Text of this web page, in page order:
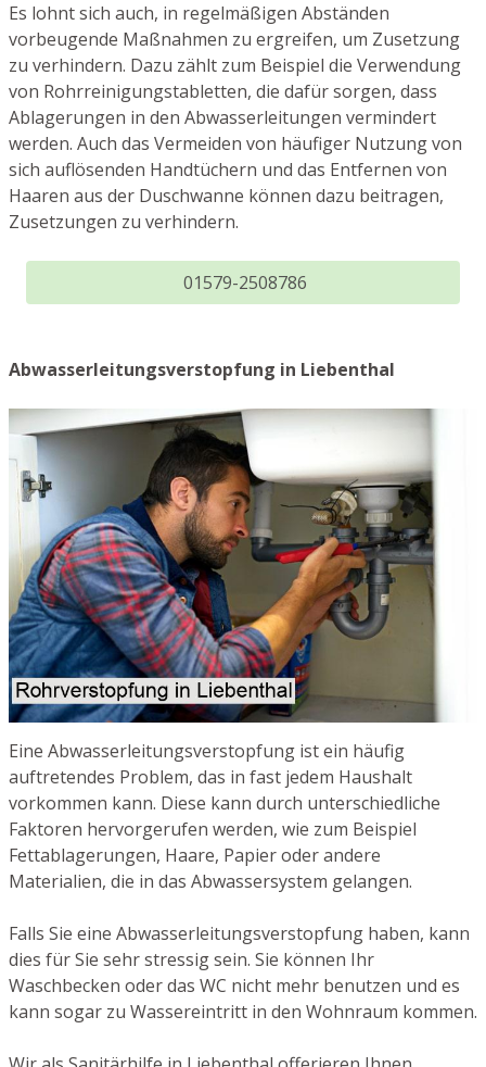
Es lohnt sich auch, in regelmäßigen Abständen
vorbeugende Maßnahmen zu ergreifen, um Zusetzung
zu verhindern. Dazu zählt zum Beispiel die Verwendung
von Rohrreinigungstabletten, die dafür sorgen, dass
Ablagerungen in den Abwasserleitungen vermindert
werden. Auch das Vermeiden von häufiger Nutzung von
sich auflösenden Handtüchern und das Entfernen von
Haaren aus der Duschwanne können dazu beitragen,
Zusetzungen zu verhindern.
01579-2508786
Abwasserleitungsverstopfung in Liebenthal
Eine Abwasserleitungsverstopfung ist ein häufig
auftretendes Problem, das in fast jedem Haushalt
vorkommen kann. Diese kann durch unterschiedliche
Faktoren hervorgerufen werden, wie zum Beispiel
Fettablagerungen, Haare, Papier oder andere
Materialien, die in das Abwassersystem gelangen.
Falls Sie eine Abwasserleitungsverstopfung haben, kann
dies für Sie sehr stressig sein. Sie können Ihr
Waschbecken oder das WC nicht mehr benutzen und es
kann sogar zu Wassereintritt in den Wohnraum kommen.